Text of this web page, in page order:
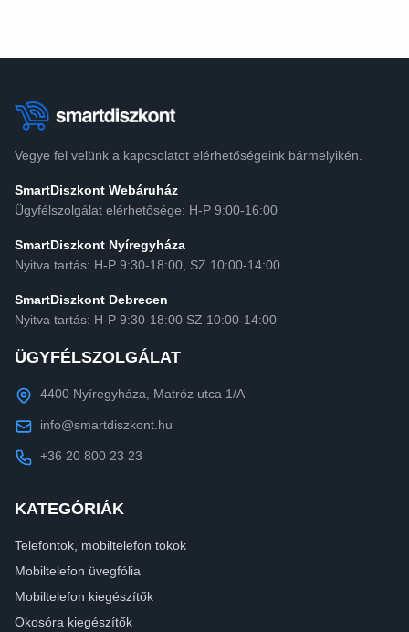
Vegye fel velünk a kapcsolatot elérhetőségeink bármelyikén.
SmartDiszkont Webáruház
Ügyfélszolgálat elérhetősége: H-P 9:00-16:00
SmartDiszkont Nyíregyháza
Nyitva tartás: H-P 9:30-18:00, SZ 10:00-14:00
SmartDiszkont Debrecen
Nyitva tartás: H-P 9:30-18:00 SZ 10:00-14:00
ÜGYFÉLSZOLGÁLAT
4400 Nyíregyháza, Matróz utca 1/A
info@smartdiszkont.hu
+36 20 800 23 23
KATEGÓRIÁK
Telefontok, mobiltelefon tokok
Mobiltelefon üvegfólia
Mobiltelefon kiegészítők
Okosóra kiegészítők